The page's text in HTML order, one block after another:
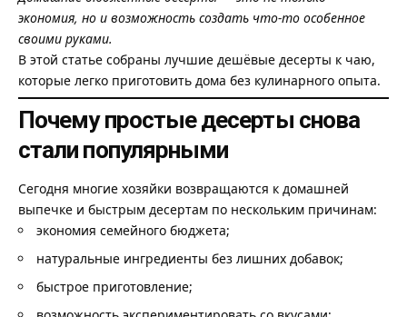
экономия, но и возможность создать что-то особенное
своими руками.
В этой статье собраны лучшие дешёвые десерты к чаю,
которые легко приготовить дома без кулинарного опыта.
Почему простые десерты снова
стали популярными
Сегодня многие хозяйки возвращаются к домашней
выпечке и быстрым десертам по нескольким причинам:
экономия семейного бюджета;
натуральные ингредиенты без лишних добавок;
быстрое приготовление;